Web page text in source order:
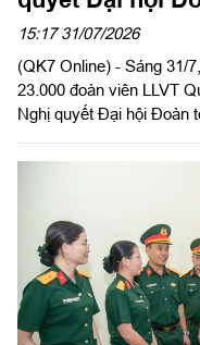
XIII
15:17 31/07/2026
(QK7 Online) - Sáng 31/
23.000 đoàn viên LLVT
Nghị quyết Đại hội Đoàn